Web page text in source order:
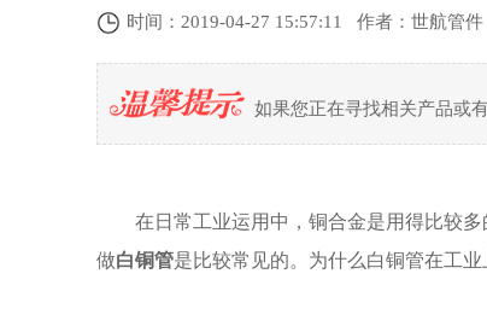
时间：2019-04-27 15:57:11 作者：世航管件
如果您正在寻找相关产品或
在日常工业运用中，铜合金是用得比较
做白铜管是比较常见的。为什么白铜管在工业